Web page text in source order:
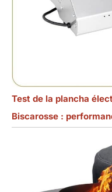
Test de la plancha
Biscarosse :